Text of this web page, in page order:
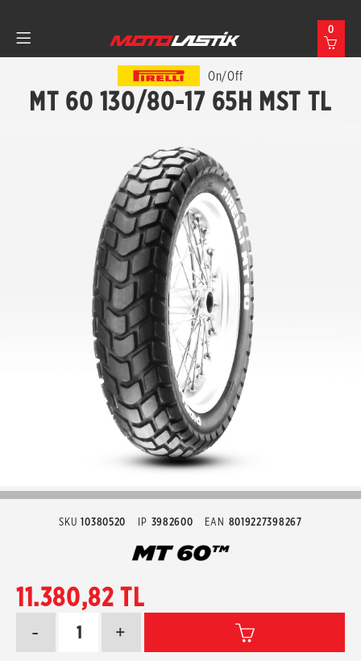
0
On/Off
MT 60 130/80-17 65H MST TL
SKU 10380520 IP 3982600 EAN 8019227398267
11.380,82 TL
+
-